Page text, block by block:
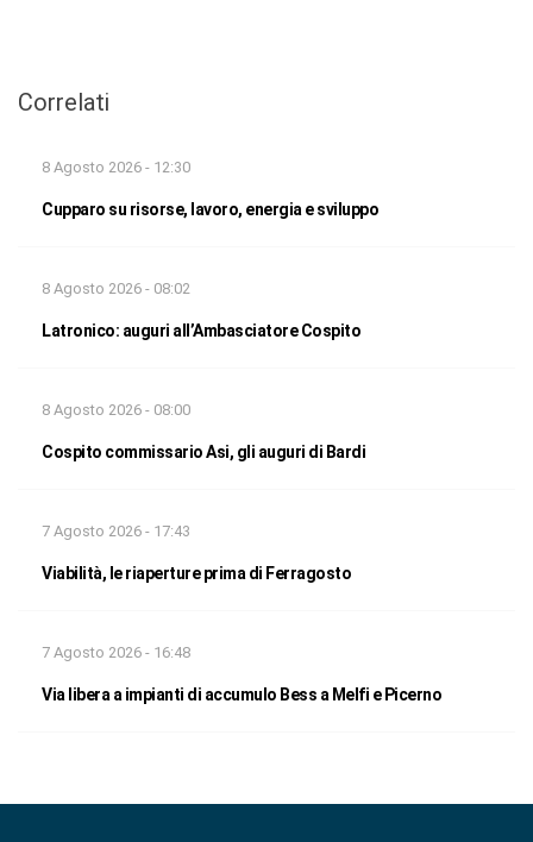
Correlati
8 Agosto 2026 - 12:30
Cupparo su risorse, lavoro, energia e sviluppo
8 Agosto 2026 - 08:02
Latronico: auguri all’Ambasciatore Cospito
8 Agosto 2026 - 08:00
Cospito commissario Asi, gli auguri di Bardi
7 Agosto 2026 - 17:43
Viabilità, le riaperture prima di Ferragosto
7 Agosto 2026 - 16:48
Via libera a impianti di accumulo Bess a Melfi e Picerno